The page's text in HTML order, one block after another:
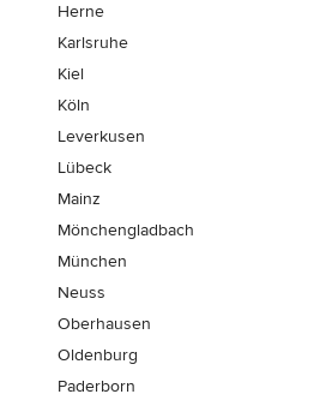
Herne
Karlsruhe
Kiel
Köln
Leverkusen
Lübeck
Mainz
Mönchen­gladbach
München
Neuss
Oberhausen
Oldenburg
Paderborn